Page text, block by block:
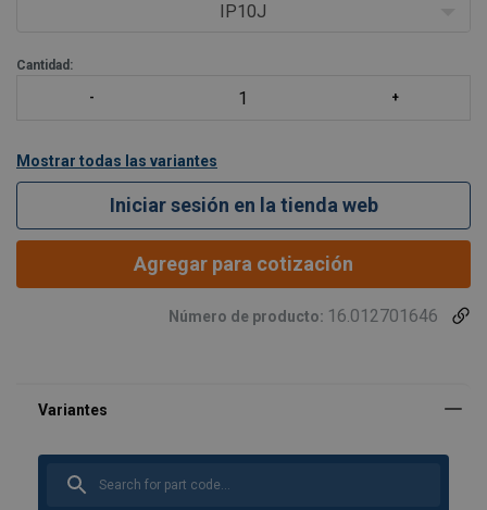
IP10J
Cantidad:
Mostrar todas las variantes
Iniciar sesión en la tienda web
Agregar para cotización
Número de producto: 16.012701646